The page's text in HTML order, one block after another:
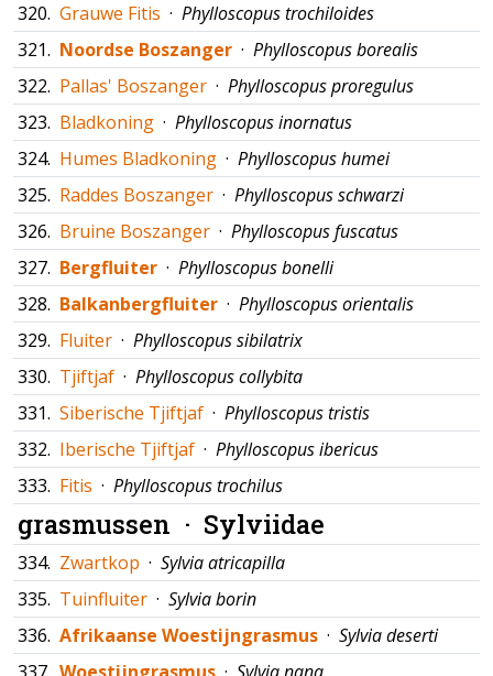
320. Grauwe Fitis · Phylloscopus trochiloides
321. Noordse Boszanger · Phylloscopus borealis
322. Pallas' Boszanger · Phylloscopus proregulus
323. Bladkoning · Phylloscopus inornatus
324. Humes Bladkoning · Phylloscopus humei
325. Raddes Boszanger · Phylloscopus schwarzi
326. Bruine Boszanger · Phylloscopus fuscatus
327. Bergfluiter · Phylloscopus bonelli
328. Balkanbergfluiter · Phylloscopus orientalis
329. Fluiter · Phylloscopus sibilatrix
330. Tjiftjaf · Phylloscopus collybita
331. Siberische Tjiftjaf · Phylloscopus tristis
332. Iberische Tjiftjaf · Phylloscopus ibericus
333. Fitis · Phylloscopus trochilus
grasmussen · Sylviidae
334. Zwartkop · Sylvia atricapilla
335. Tuinfluiter · Sylvia borin
336. Afrikaanse Woestijngrasmus · Sylvia deserti